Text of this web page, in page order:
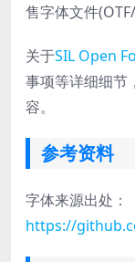
售字体文件
关于SIL Open
事项等详细细节
容。
参考资料
字体来源出处：
https://